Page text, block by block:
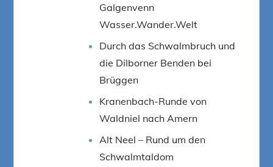
Galgenvenn
Wasser.Wander.Welt
Durch das Schwalmbruch und
die Dilborner Benden bei
Brüggen
Kranenbach-Runde von
Waldniel nach Amern
Alt Neel – Rund um den
Schwalmtaldom